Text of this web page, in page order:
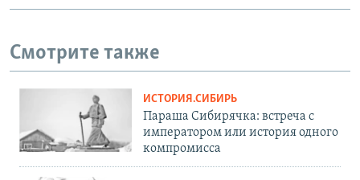
Смотрите также
ИСТОРИЯ.СИБИРЬ
Параша Сибирячка: встреча с
императором или история одного
компромисса